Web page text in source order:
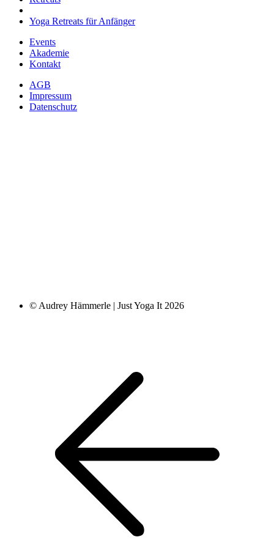
Yoga Retreats für Anfänger
Events
Akademie
Kontakt
AGB
Impressum
Datenschutz
© Audrey Hämmerle | Just Yoga It 2026